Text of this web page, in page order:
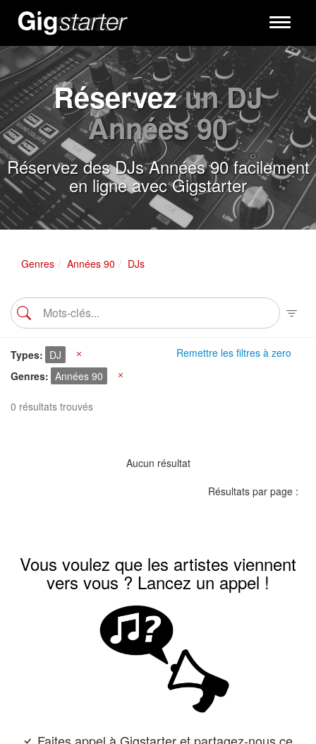
Toggle
Réservezun DJ
Années 90
Réservez des DJs Années 90 facilement
en ligne avec Gigstarter
Genres Années 90 DJs
Remettre les filtres à zero
Types DJ
Genres
Années 90
0 résultats trouvés
Aucun résultat
Résultats par page :
Vous voulez que les artistes viennent
vers vous ? Lancez un appel !
Faites appel à Gigstarter et partagez-nous ce